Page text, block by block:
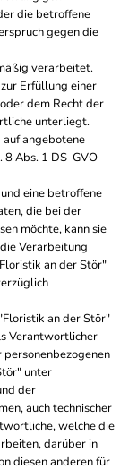
die betroffene
gegen die
verarbeitet.
Erfüllung einer
dem Recht der
unterliegt.
angebotene
8 Abs. 1 DS-GVO
eine betroffene
die bei der
möchte, kann sie
Verarbeitung
an der Stör"
an der Stör"
Verantwortlicher
unter
der
auch technischer
welche die
darüber in
diesen anderen für